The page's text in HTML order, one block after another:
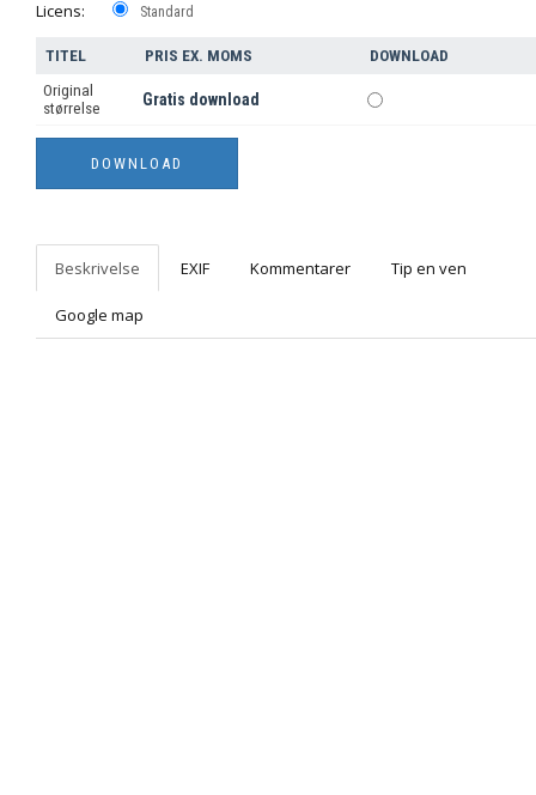
Licens: Standard
TITEL PRIS EX. MOMS
DOWNLOAD
Original
størrelse
Gratis download
Beskrivelse EXIF Kommentarer Tip en ven
Google map